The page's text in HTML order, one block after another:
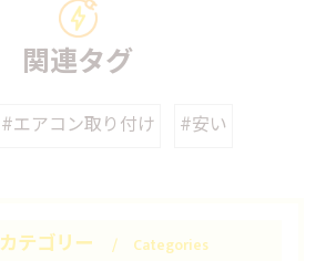
関連タグ
#エアコン取り付け #安い
カテゴリー Categories